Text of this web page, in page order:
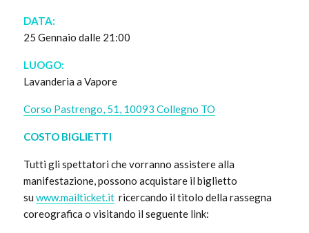
DATA:
25 Gennaio dalle 21:00
LUOGO:
Lavanderia a Vapore
Corso Pastrengo, 51, 10093 Collegno TO
COSTO BIGLIETTI
Tutti gli spettatori che vorranno assistere alla
manifestazione, possono acquistare il biglietto
su www.mailticket.itricercando il titolo della rassegna
coreografica o visitando il seguente link: